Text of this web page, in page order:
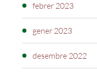
febrer 2023
gener 2023
desembre 2022